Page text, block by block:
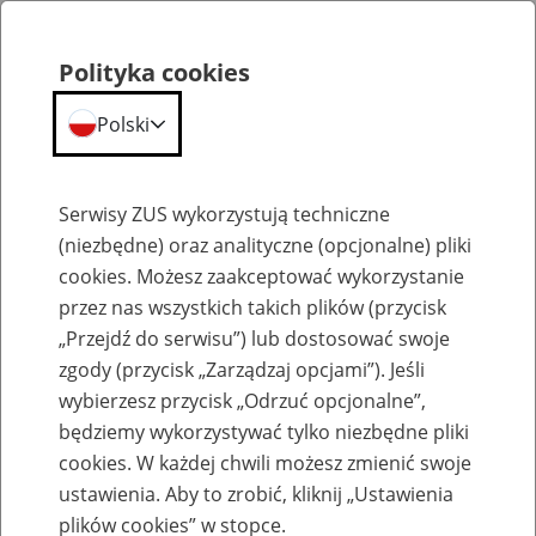
Szkolenia
Zaproś ZUS do siebie: Aktywni 50+
Polityka cookies
Polski
Serwisy ZUS wykorzystują techniczne
(niezbędne) oraz analityczne (opcjonalne) pliki
cookies. Możesz zaakceptować wykorzystanie
przez nas wszystkich takich plików (przycisk
„Przejdź do serwisu”) lub dostosować swoje
zgody (przycisk „Zarządzaj opcjami”). Jeśli
wybierzesz przycisk „Odrzuć opcjonalne”,
będziemy wykorzystywać tylko niezbędne pliki
cookies. W każdej chwili możesz zmienić swoje
ustawienia. Aby to zrobić, kliknij „Ustawienia
plików cookies” w stopce.